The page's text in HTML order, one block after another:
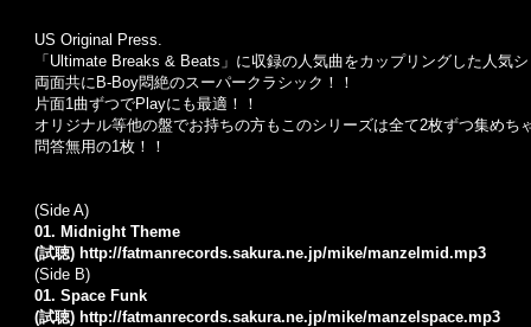
US Original Press.
「Ultimate Breaks & Beats」に収録の人気曲をカップリングした人気
両面共にB-Boy悶絶のスーパークラシック！！
片面1曲ずつでPlayにも最適！！
オリジナル等他の盤でお持ちの方もこのシリーズは全て2枚ずつ集めち
問答無用の1枚！！
(Side A)
01. Midnight Theme
(試聴) http://fatmanrecords.sakura.ne.jp/mike/manzelmid.mp3
(Side B)
01. Space Funk
(試聴) http://fatmanrecords.sakura.ne.jp/mike/manzelspace.mp3